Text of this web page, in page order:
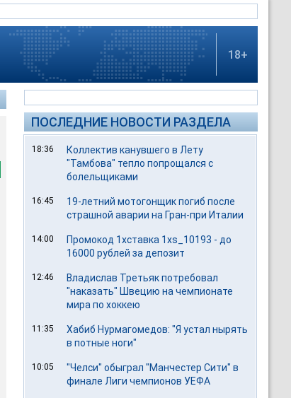
18+
ПОСЛЕДНИЕ НОВОСТИ РАЗДЕЛА
18:36
Коллектив канувшего в Лету
"Тамбова" тепло попрощался с
болельщиками
16:45
19-летний мотогонщик погиб после
страшной аварии на Гран-при Италии
14:00
Промокод 1хставка 1xs_10193 - до
16000 рублей за депозит
12:46
Владислав Третьяк потребовал
"наказать" Швецию на чемпионате
мира по хоккею
11:35
Хабиб Нурмагомедов: "Я устал нырять
в потные ноги"
10:05
"Челси" обыграл "Манчестер Сити" в
финале Лиги чемпионов УЕФА